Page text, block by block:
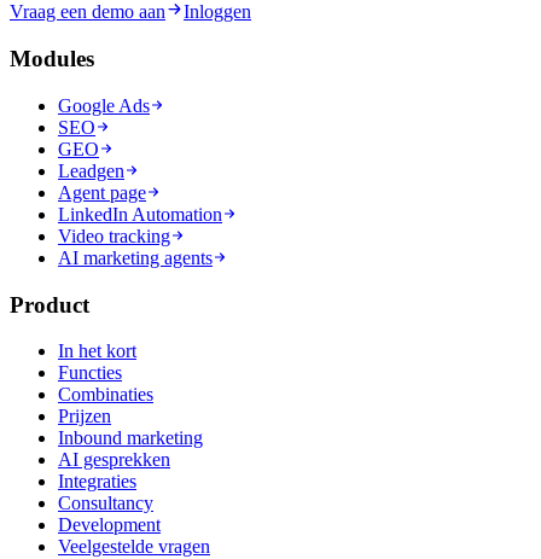
Vraag een demo aan Inloggen
Modules
Google Ads
SEO
GEO
Leadgen
Agent page
LinkedIn Automation
Video tracking
AI marketing agents
Product
In het kort
Functies
Combinaties
Prijzen
Inbound marketing
AI gesprekken
Integraties
Consultancy
Development
Veelgestelde vragen